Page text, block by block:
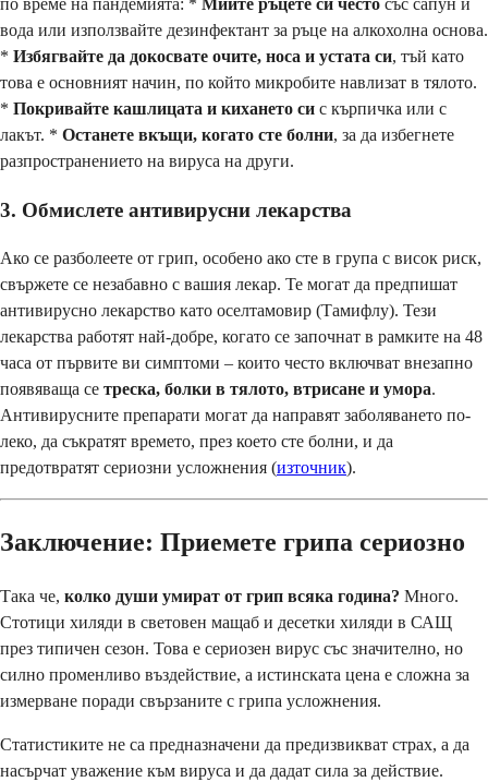
по време на пандемията: * Мийте ръцете си често със сапун и
вода или използвайте дезинфектант за ръце на алкохолна основа.
* Избягвайте да докосвате очите, носа и устата си, тъй като
това е основният начин, по който микробите навлизат в тялото.
* Покривайте кашлицата и кихането си с кърпичка или с
лакът. * Останете вкъщи, когато сте болни, за да избегнете
разпространението на вируса на други.
3. Обмислете антивирусни лекарства
Ако се разболеете от грип, особено ако сте в група с висок риск,
свържете се незабавно с вашия лекар. Те могат да предпишат
антивирусно лекарство като оселтамовир (Тамифлу). Тези
лекарства работят най-добре, когато се започнат в рамките на 48
часа от първите ви симптоми – които често включват внезапно
появяваща се треска, болки в тялото, втрисане и умора.
Антивирусните препарати могат да направят заболяването по-
леко, да съкратят времето, през което сте болни, и да
предотвратят сериозни усложнения (източник).
Заключение: Приемете грипа сериозно
Така че, колко души умират от грип всяка година? Много.
Стотици хиляди в световен мащаб и десетки хиляди в САЩ
през типичен сезон. Това е сериозен вирус със значително, но
силно променливо въздействие, а истинската цена е сложна за
измерване поради свързаните с грипа усложнения.
Статистиките не са предназначени да предизвикват страх, а да
насърчат уважение към вируса и да дадат сила за действие.